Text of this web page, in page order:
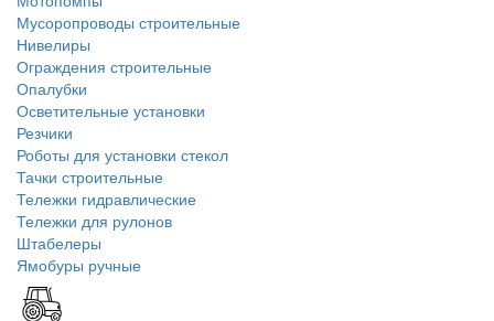
Мусоропроводы строительные
Нивелиры
Ограждения строительные
Опалубки
Осветительные установки
Резчики
Роботы для установки стекол
Тачки строительные
Тележки гидравлические
Тележки для рулонов
Штабелеры
Ямобуры ручные